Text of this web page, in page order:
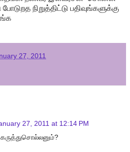
நிறுத்திட்டு பதிவுங்களுக்கு
27, 2011
27, 2011 at 12:14 PM